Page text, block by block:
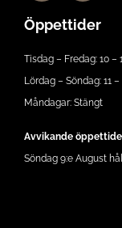
Öppettider
Tisdag – Fredag: 10 –
Lördag – Söndag: 11 –
Måndagar: Stängt
Avvikande
Söndag 9:e August